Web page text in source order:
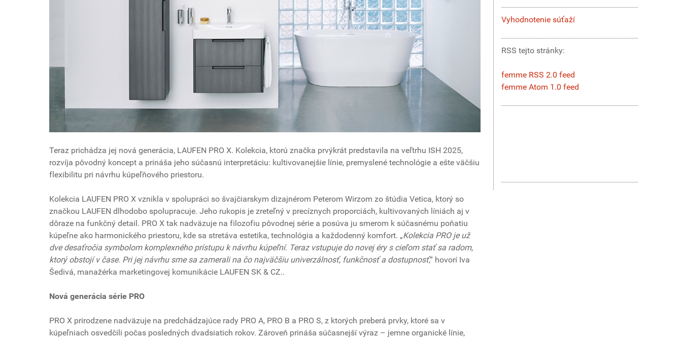
Teraz prichádza jej nová generácia, LAUFEN PRO X. Kolekcia, ktorú značka prvýkrát predstavila na veľtrhu ISH 2025,
rozvíja pôvodný koncept a prináša jeho súčasnú interpretáciu: kultivovanejšie línie, premyslené technológie a ešte väčšiu
flexibilitu pri návrhu kúpeľňového priestoru.
Kolekcia LAUFEN PRO X vznikla v spolupráci so švajčiarskym dizajnérom Peterom Wirzom zo štúdia Vetica, ktorý so
značkou LAUFEN dlhodobo spolupracuje. Jeho rukopis je zreteľný v precíznych proporciách, kultivovaných líniách aj v
dôraze na funkčný detail. PRO X tak nadväzuje na filozofiu pôvodnej série a posúva ju smerom k súčasnému poňatiu
kúpeľne ako harmonického priestoru, kde sa stretáva estetika, technológia a každodenný komfort. „Kolekcia PRO je už
dve desaťročia symbolom komplexného prístupu k návrhu kúpeľní. Teraz vstupuje do novej éry s cieľom stať sa radom,
ktorý obstojí v čase. Pri jej návrhu sme sa zamerali na čo najväčšiu univerzálnosť, funkčnosť a dostupnosť,“ hovorí Iva
Šedivá, manažérka marketingovej komunikácie LAUFEN SK & CZ..
Nová generácia série PRO
PRO X prirodzene nadväzuje na predchádzajúce rady PRO A, PRO B a PRO S, z ktorých preberá prvky, ktoré sa v
kúpeľniach osvedčili počas posledných dvadsiatich rokov. Zároveň prináša súčasnejší výraz – jemne organické línie,
Vyhodnotenie súťaží
RSS tejto stránky:
femme RSS 2.0 feed
femme Atom 1.0 feed